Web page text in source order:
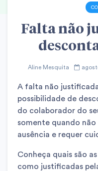
Falta não
Aline Mesquita
A falta não
possibilidade de
do colaborador do
somente quando
ausência e requer
Conheça quais são
como justificadas